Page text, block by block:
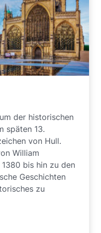
der historischen
späten 13.
von Hull.
William
bis hin zu den
Geschichten
zu